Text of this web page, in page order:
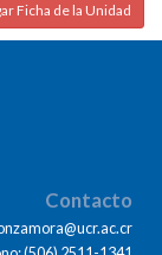
Ficha de la Unidad
Contacto